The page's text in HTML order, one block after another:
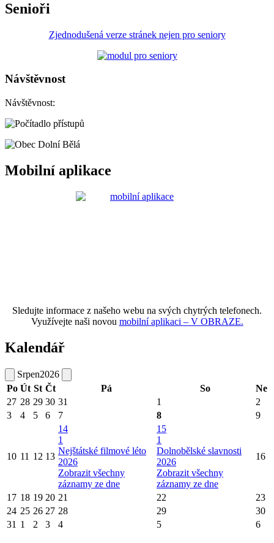
Senioři
Zjednodušená verze stránek nejen pro seniory
Návštěvnost
Návštěvnost:
Mobilní aplikace
Sledujte informace z našeho webu na svých chytrých telefonech.
Využívejte naši novou mobilní aplikaci – V OBRAZE.
Kalendář
Srpen2026
Po Út St Čt Pá So
Ne
27 28 29 30 31 1
2
3
4 5 6 7 8 9
10 11 12 13
14
1
Nejštátské filmové léto
2026
Zobrazit všechny
záznamy ze dne
15
1
Dolnobělské slavnosti
2026
Zobrazit všechny
záznamy ze dne
16
17 18 19 20 21 22
23
24 25 26 27 28 29
30
31 1 2 3 4 5 6